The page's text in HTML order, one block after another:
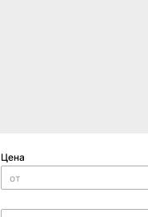
Цена